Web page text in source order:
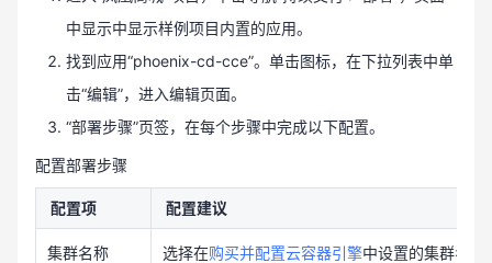
中显示中显示样例项目内置的应用。
找到应用“phoenix-cd-cce”。单击图标，在下拉列表中单
击“编辑”，进入编辑页面。
“部署步骤”页签，在每个步骤中完成以下配置。
配置部署步骤
配置项 配置建议
集群名称 选择在购买并配置云容器引擎中设置的集群名称